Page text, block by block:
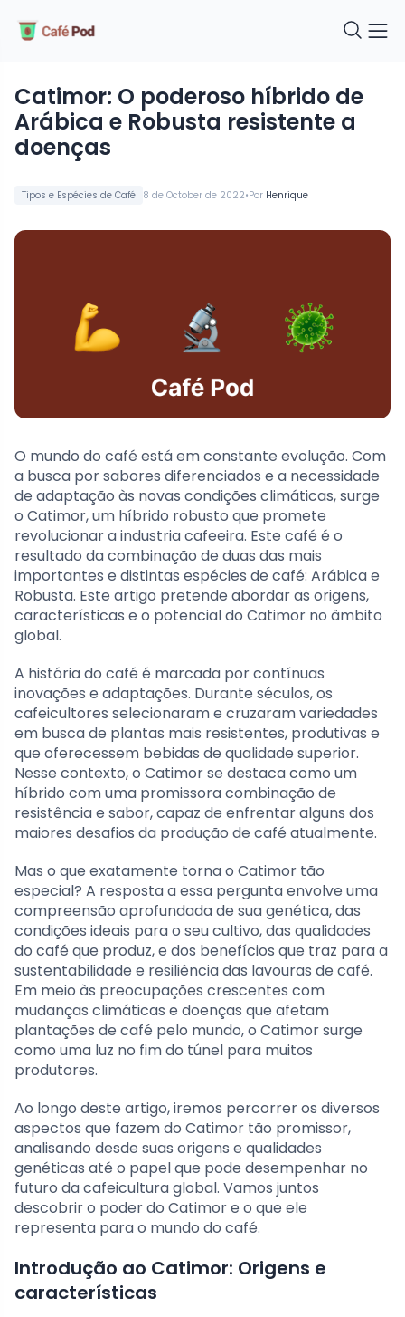
Tipos e Espécies de Café 8 de October de 2022•Por Henrique
Catimor: O poderoso híbrido de
Arábica e Robusta resistente a
doenças
O mundo do café está em constante evolução. Com
a busca por sabores diferenciados e a necessidade
de adaptação às novas condições climáticas, surge
o Catimor, um híbrido robusto que promete
revolucionar a industria cafeeira. Este café é o
resultado da combinação de duas das mais
importantes e distintas espécies de café: Arábica e
Robusta. Este artigo pretende abordar as origens,
características e o potencial do Catimor no âmbito
global.
A história do café é marcada por contínuas
inovações e adaptações. Durante séculos, os
cafeicultores selecionaram e cruzaram variedades
em busca de plantas mais resistentes, produtivas e
que oferecessem bebidas de qualidade superior.
Nesse contexto, o Catimor se destaca como um
híbrido com uma promissora combinação de
resistência e sabor, capaz de enfrentar alguns dos
maiores desafios da produção de café atualmente.
Mas o que exatamente torna o Catimor tão
especial? A resposta a essa pergunta envolve uma
compreensão aprofundada de sua genética, das
condições ideais para o seu cultivo, das qualidades
do café que produz, e dos benefícios que traz para a
sustentabilidade e resiliência das lavouras de café.
Em meio às preocupações crescentes com
mudanças climáticas e doenças que afetam
plantações de café pelo mundo, o Catimor surge
como uma luz no fim do túnel para muitos
produtores.
Ao longo deste artigo, iremos percorrer os diversos
aspectos que fazem do Catimor tão promissor,
analisando desde suas origens e qualidades
genéticas até o papel que pode desempenhar no
futuro da cafeicultura global. Vamos juntos
descobrir o poder do Catimor e o que ele
representa para o mundo do café.
Introdução ao Catimor: Origens e
características